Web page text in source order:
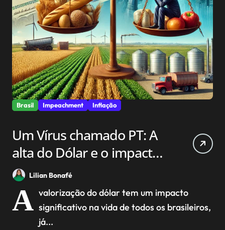
Brasil Impeachment Inflação
Um Vírus chamado PT: A
alta do Dólar e o impacto
na economia brasileira.
Lilian Bonafé
A valorização do dólar tem um impacto
significativo na vida de todos os brasileiros,
já...